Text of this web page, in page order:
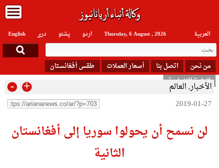
English دری پشتو العربیة اردو Thursday, 6 August , 2026
من نحن اتصل بنا أسعار العملات
طقس أفغانستان
النشرة الإخبارية
الأخبار,العالم - +
2019-01-27
لن نسمح أن يحولوا سوريا إلى أفغانستان
الثانية